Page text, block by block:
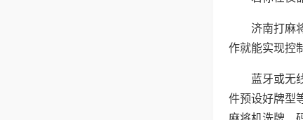
济南打麻
作就能实现控
蓝牙或无
件预设好牌型